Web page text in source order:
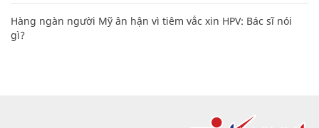
Hàng ngàn người Mỹ ân hận vì tiêm vắc xin HPV: Bác sĩ nói
gì?